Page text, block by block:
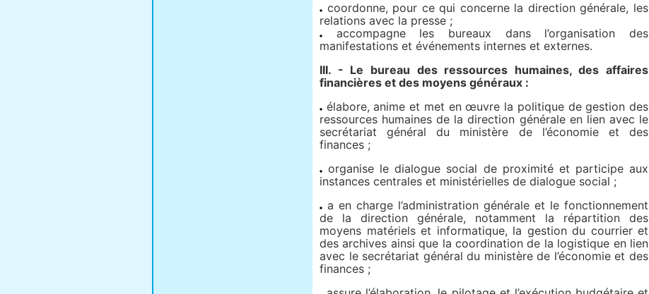
coordonne, pour ce qui concerne la direction générale, les
relations avec la presse ;
accompagne les bureaux dans l’organisation des
manifestations et événements internes et externes.
III. - Le bureau des ressources humaines, des affaires
financières et des moyens généraux :
élabore, anime et met en œuvre la politique de gestion des
ressources humaines de la direction générale en lien avec le
secrétariat général du ministère de l’économie et des
finances ;
organise le dialogue social de proximité et participe aux
instances centrales et ministérielles de dialogue social ;
a en charge l’administration générale et le fonctionnement
de la direction générale, notamment la répartition des
moyens matériels et informatique, la gestion du courrier et
des archives ainsi que la coordination de la logistique en lien
avec le secrétariat général du ministère de l’économie et des
finances ;